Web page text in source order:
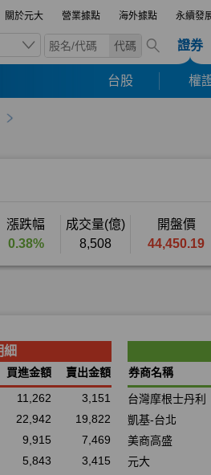
關於元大 營業據點 海外據點 永續發
代碼 證券
台股 權